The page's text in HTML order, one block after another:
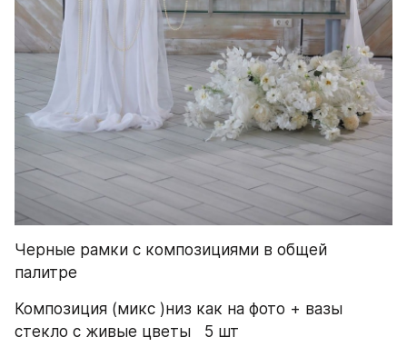
Черные рамки с композициями в общей
палитре
Композиция (микс )низ как на фото + вазы
стекло с живые цветы   5 шт